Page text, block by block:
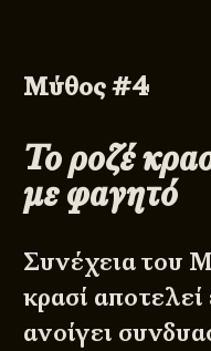
Μύθος #4
Το ροζέ
με φαγητό
Συνέχεια του
κρασί
ανοίγει